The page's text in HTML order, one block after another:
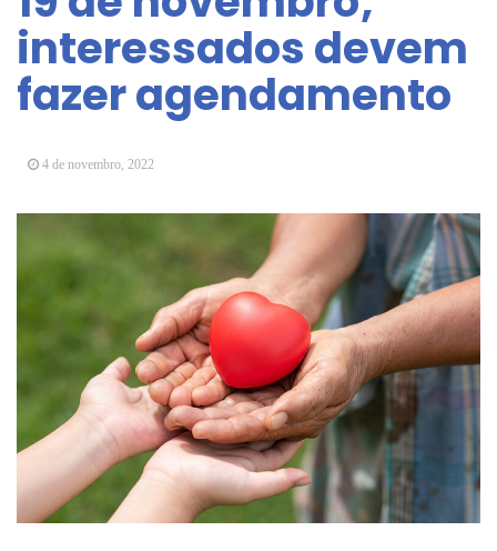
Arujá promove 2º encontro da Jornada de
Conhecimento em Bem-Estar Animal no Parque
dos Ipês
Arujá terá novo posto para emissão do Cartão
TOP
interessados devem
fazer agendamento
4 de novembro, 2022